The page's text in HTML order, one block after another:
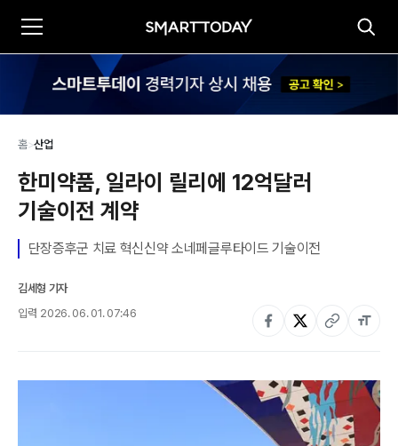
홈>산업
한미약품, 일라이 릴리에 12억달러
기술이전 계약
단장증후군 치료 혁신신약 소네페글루타이드 기술이전
김세형 기자
입력 2026. 06. 01. 07:46